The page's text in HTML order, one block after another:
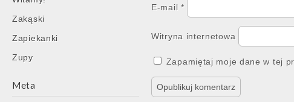
Zakąski
Zapiekanki
Zupy
Meta
E-mail *
Witryna internetowa
Zapamiętaj moje dane w tej